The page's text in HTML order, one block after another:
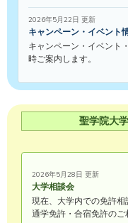
2026年5月22日 更新
キャンペーン・イベント
キャンペーン・イベント
時ご案内します。
聖学院大
2026年5月28日 更新
大学相談会
現在、大学内での免許相
通学免許・合宿免許の